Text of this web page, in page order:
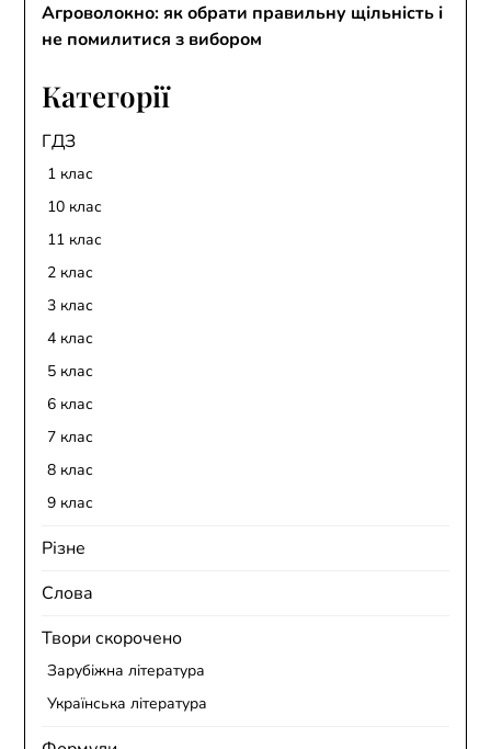
Агроволокно: як обрати правильну щільність і
не помилитися з вибором
Категорії
ГДЗ
1 клас
10 клас
11 клас
2 клас
3 клас
4 клас
5 клас
6 клас
7 клас
8 клас
9 клас
Різне
Слова
Твори скорочено
Зарубіжна література
Українська література